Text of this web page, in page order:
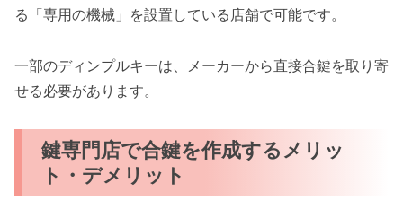
る「専用の機械」を設置している店舗で可能です。
一部のディンプルキーは、メーカーから直接合鍵を取り寄
せる必要があります。
鍵専門店で合鍵を作成するメリッ
ト・デメリット